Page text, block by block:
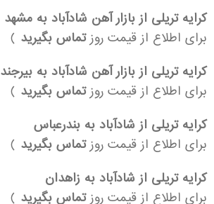
کرایه تریلی از بازار آهن شادآباد به مشهد
برای اطلاع از قیمت روزتماس بگیرید )
کرایه تریلی از بازار آهن شادآباد به بیرجند
برای اطلاع از قیمت روزتماس بگیرید )
کرایه تریلی از شادآباد به بندرعباس
برای اطلاع از قیمت روزتماس بگیرید )
کرایه تریلی از شادآباد به زاهدان
برای اطلاع از قیمت روزتماس بگیرید )